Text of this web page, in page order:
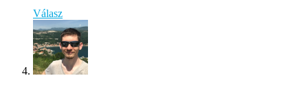
Válasz